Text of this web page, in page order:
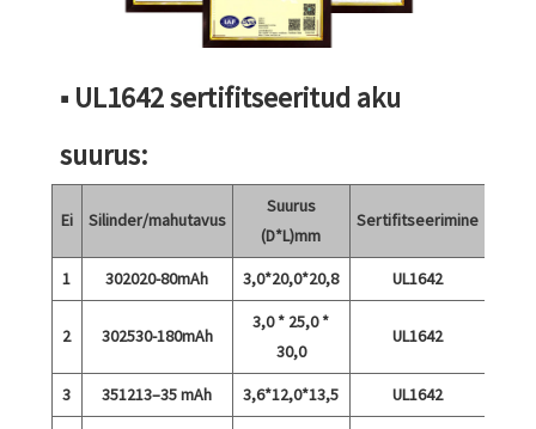
■ UL1642 sertifitseeritud aku
suurus:
Ei Silinder/mahutavus
Suurus
(D*L)mm
Sertifitseerimine
1 302020-80mAh 3,0*20,0*20,8 UL1642
2 302530-180mAh
3,0 * 25,0 *
30,0
UL1642
3 351213–35 mAh 3,6*12,0*13,5
UL1642